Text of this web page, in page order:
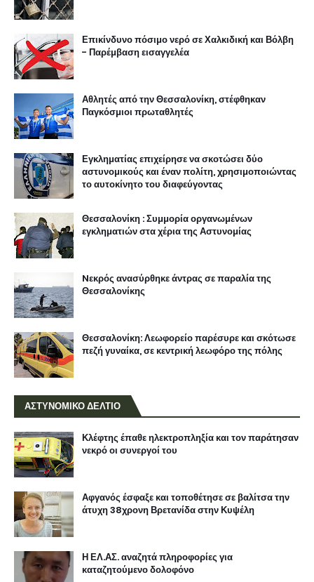
Επικίνδυνο πόσιμο νερό σε Χαλκιδική και Βόλβη
- Παρέμβαση εισαγγελέα
Αθλητές από την Θεσσαλονίκη, στέφθηκαν
Παγκόσμιοι πρωταθλητές
Εγκληματίας επιχείρησε να σκοτώσει δύο
αστυνομικούς και έναν πολίτη, χρησιμοποιώντας
το αυτοκίνητο του διαφεύγοντας
Θεσσαλονίκη : Συμμορία οργανωμένων
εγκληματιών στα χέρια της Αστυνομίας
Nεκρός ανασύρθηκε άντρας σε παραλία της
Θεσσαλονίκης
Θεσσαλονίκη: Λεωφορείο παρέσυρε και σκότωσε
πεζή γυναίκα, σε κεντρική λεωφόρο της πόλης
ΑΣΤΥΝΟΜΙΚΟ ΔΕΛΤΙΟ
Κλέφτης έπαθε ηλεκτροπληξία και τον παράτησαν
νεκρό οι συνεργοί του
Αφγανός έσφαξε και τοποθέτησε σε βαλίτσα την
άτυχη 38χρονη Βρετανίδα στην Κυψέλη
Η ΕΛ.ΑΣ. αναζητά πληροφορίες για
καταζητούμενο δολοφόνο